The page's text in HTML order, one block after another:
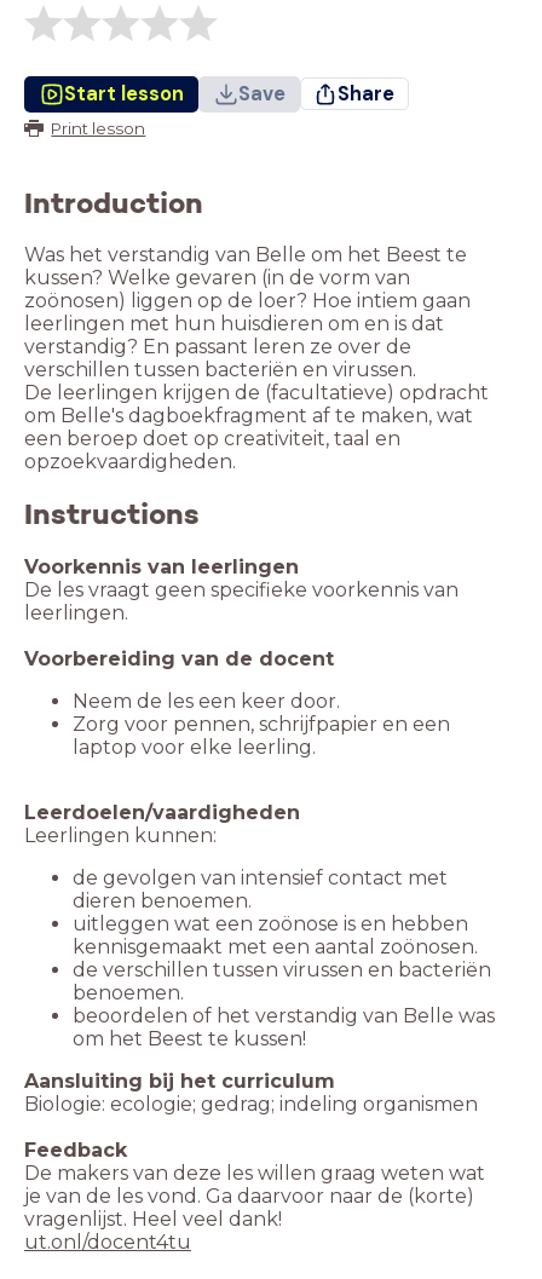
Start lesson Save Share
Print lesson
Introduction
Was het verstandig van Belle om het Beest te
kussen? Welke gevaren (in de vorm van
zoönosen) liggen op de loer? Hoe intiem gaan
leerlingen met hun huisdieren om en is dat
verstandig? En passant leren ze over de
verschillen tussen bacteriën en virussen.
De leerlingen krijgen de (facultatieve) opdracht
om Belle's dagboekfragment af te maken, wat
een beroep doet op creativiteit, taal en
opzoekvaardigheden.
Instructions
De les vraagt geen specifieke voorkennis van
Zorg voor pennen, schrijfpapier en een
Leerdoelen/vaardigheden
Leerlingen kunnen:
de gevolgen van intensief contact met
dieren benoemen.
uitleggen wat een zoönose is en hebben
kennisgemaakt met een aantal zoönosen.
de verschillen tussen virussen en bacteriën
benoemen.
beoordelen of het verstandig van Belle was
om het Beest te kussen!
Aansluiting bij het curriculum
Biologie: ecologie; gedrag; indeling organismen
De makers van deze les willen graag weten wat
je van de les vond. Ga daarvoor naar de (korte)
ut.onl/docent4tu